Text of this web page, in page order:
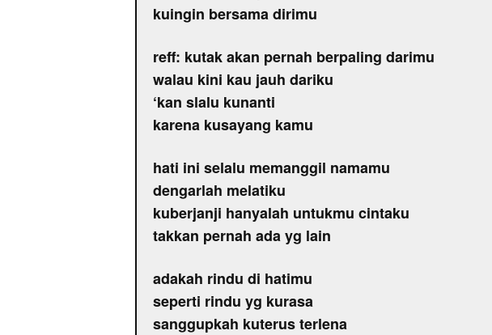
kuingin bersama dirimu
reff: kutak akan pernah berpaling darimu
walau kini kau jauh dariku
‘kan slalu kunanti
karena kusayang kamu
hati ini selalu memanggil namamu
dengarlah melatiku
kuberjanji hanyalah untukmu cintaku
takkan pernah ada yg lain
adakah rindu di hatimu
seperti rindu yg kurasa
sanggupkah kuterus terlena